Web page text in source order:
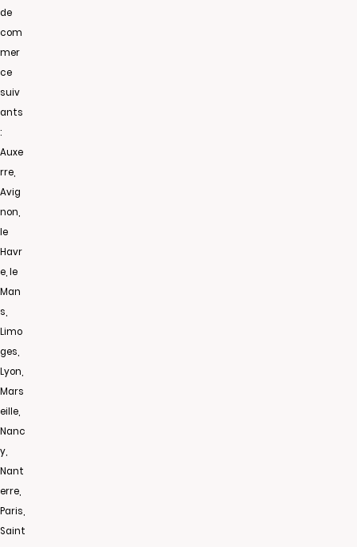
de
com
mer
ce
suiv
ants
:
Auxe
rre,
Avig
non,
le
Havr
e, le
Man
s,
Limo
ges,
Lyon,
Mars
eille,
Nanc
y,
Nant
erre,
Paris,
Saint